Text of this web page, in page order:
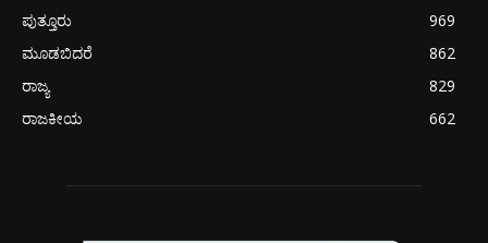
ಪುತ್ತೂರು
969
ಮೂಡಬಿದರೆ
862
ರಾಜ್ಯ
829
ರಾಜಕೀಯ
662